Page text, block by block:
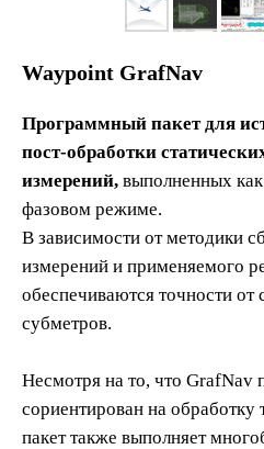
Waypoint GrafNav
Программный пакет для
пост-обработки
измерений, выполненных
фазовом режиме.
В зависимости от методики
измерений и применяемого
обеспечиваются точности от
субметров.
Несмотря на то, что GrafNav
сориентирован на
пакет также выполняет